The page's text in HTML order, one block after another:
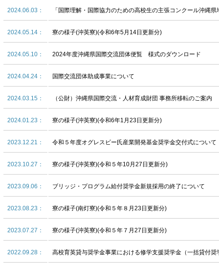
2024.06.03： 「国際理解・国際協力のための高校生の主張コンクール沖縄
2024.05.14： 寮の様子(沖英寮)(令和6年5月14日更新分)
2024.05.10： 2024年度沖縄県国際交流団体便覧 様式のダウンロード
2024.04.24： 国際交流団体助成事業について
2024.03.15： （公財）沖縄県国際交流・人材育成財団 事務所移転のご案内
2024.01.23： 寮の様子(沖英寮)(令和6年1月23日更新分)
2023.12.21： 令和５年度オグレスビー氏産業開発基金奨学金交付式について
2023.10.27： 寮の様子(沖英寮)(令和５年10月27日更新分)
2023.09.06： ブリッジ・プログラム給付奨学金新規採用の終了について
2023.08.23： 寮の様子(南灯寮)(令和５年８月23日更新分)
2023.07.27： 寮の様子(沖英寮)(令和５年７月27日更新分)
2022.09.28： 高校育英貸与奨学金事業における修学支援奨学金（一括貸付奨